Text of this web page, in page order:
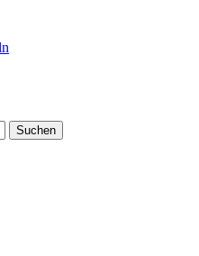
Suchen